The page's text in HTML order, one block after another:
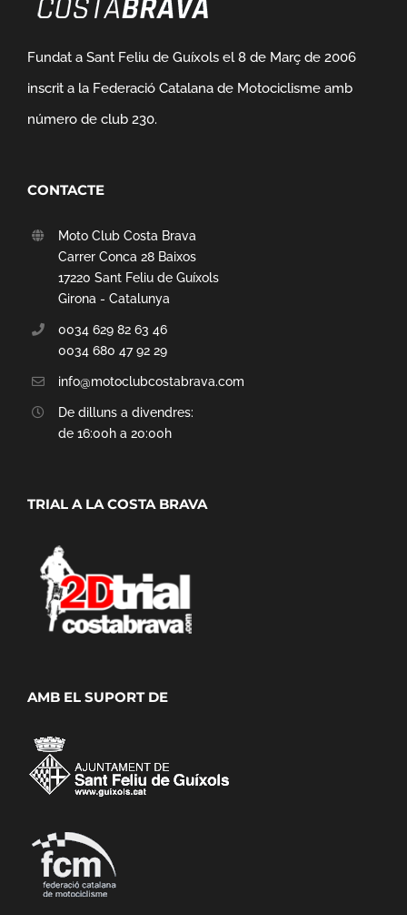
Fundat a Sant Feliu de Guíxols el 8 de Març de 2006
inscrit a la Federació Catalana de Motociclisme amb
número de club 230.
CONTACTE
Moto Club Costa Brava
Carrer Conca 28 Baixos
17220 Sant Feliu de Guíxols
Girona - Catalunya
0034 629 82 63 46
0034 680 47 92 29
info@motoclubcostabrava.com
De dilluns a divendres:
de 16:00h a 20:00h
TRIAL A LA COSTA BRAVA
AMB EL SUPORT DE